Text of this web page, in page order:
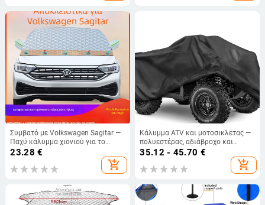
Συμβατό με Volkswagen Sagitar —
Παχύ κάλυμμα χιονιού για το
μπροστινό παρμπρίζ, προστασία
ημικάλυμμα αυτοκινήτου
23.28 €
add_shopping_cart
Κάλυμμα ATV και μοτοσικλέτας —
πολυεστέρας, αδιάβροχο και
ανθεκτικό στη σκόνη, προστασία
από ήλιο και βροχή, συμβατό με
διάφορα μοντέλα
35.12 - 45.70 €
add_shopping_cart